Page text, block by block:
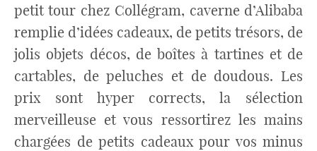
petit tour chez Collégram, caverne d’Alibaba
remplie d’idées cadeaux, de petits trésors, de
jolis objets décos, de boîtes à tartines et de
cartables, de peluches et de doudous. Les
prix sont hyper corrects, la sélection
merveilleuse et vous ressortirez les mains
chargées de petits cadeaux pour vos minus